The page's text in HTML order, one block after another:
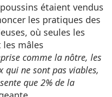
étaient vendus
les pratiques des
où seules les
mâles
comme la nôtre, les
qui ne sont pas viables,
que 2% de la